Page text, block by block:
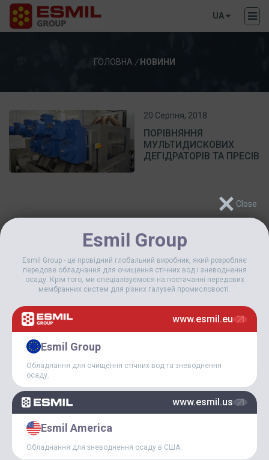
UA
ГОЛОВНА / НОВИНИ
20 Серпня, 2018
ПОРІВНЯННЯ
МУЛЬТИДИСКОВИХ
ДЕГІДРАТОРІВ ТА ПРЕСІВ
27 Липня, 2018
Esmil Group
Esmil Group - це провідний глобальний виробник, який розробляє
передове обладнання для очищення стічних вод і зневоднення
осаду. Крім того, ми спеціалізуємося на постачанні передових
мембранних систем для різних галузей промисловості.
www.esmil.eu
Esmil Group
Обладнання для очищення стічних вод та зневоднення
осаду.
www.esmil.us
Esmil America
Обладнання для зневоднення осаду в США.